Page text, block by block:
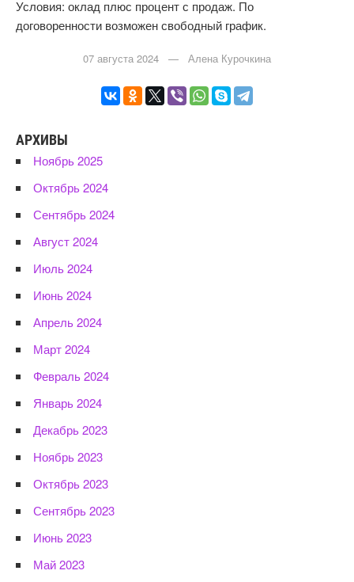
Условия: оклад плюс процент с продаж. По
договоренности возможен свободный график.
07 августа 2024 — Алена Курочкина
АРХИВЫ
Ноябрь 2025
Октябрь 2024
Сентябрь 2024
Август 2024
Июль 2024
Июнь 2024
Апрель 2024
Март 2024
Февраль 2024
Январь 2024
Декабрь 2023
Ноябрь 2023
Октябрь 2023
Сентябрь 2023
Июнь 2023
Май 2023